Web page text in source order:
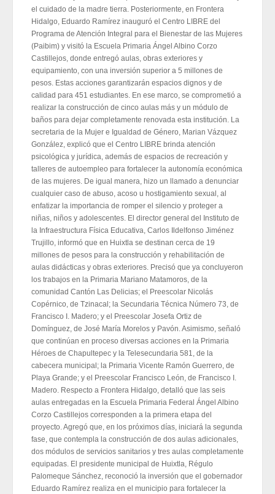
el cuidado de la madre tierra. Posteriormente, en Frontera
Hidalgo, Eduardo Ramírez inauguró el Centro LIBRE del
Programa de Atención Integral para el Bienestar de las Mujeres
(Paibim) y visitó la Escuela Primaria Ángel Albino Corzo
Castillejos, donde entregó aulas, obras exteriores y
equipamiento, con una inversión superior a 5 millones de
pesos. Estas acciones garantizarán espacios dignos y de
calidad para 451 estudiantes. En ese marco, se comprometió a
realizar la construcción de cinco aulas más y un módulo de
baños para dejar completamente renovada esta institución. La
secretaria de la Mujer e Igualdad de Género, Marian Vázquez
González, explicó que el Centro LIBRE brinda atención
psicológica y jurídica, además de espacios de recreación y
talleres de autoempleo para fortalecer la autonomía económica
de las mujeres. De igual manera, hizo un llamado a denunciar
cualquier caso de abuso, acoso u hostigamiento sexual, al
enfatizar la importancia de romper el silencio y proteger a
niñas, niños y adolescentes. El director general del Instituto de
la Infraestructura Física Educativa, Carlos Ildelfonso Jiménez
Trujillo, informó que en Huixtla se destinan cerca de 19
millones de pesos para la construcción y rehabilitación de
aulas didácticas y obras exteriores. Precisó que ya concluyeron
los trabajos en la Primaria Mariano Matamoros, de la
comunidad Cantón Las Delicias; el Preescolar Nicolás
Copérnico, de Tzinacal; la Secundaria Técnica Número 73, de
Francisco I. Madero; y el Preescolar Josefa Ortiz de
Domínguez, de José María Morelos y Pavón. Asimismo, señaló
que continúan en proceso diversas acciones en la Primaria
Héroes de Chapultepec y la Telesecundaria 581, de la
cabecera municipal; la Primaria Vicente Ramón Guerrero, de
Playa Grande; y el Preescolar Francisco León, de Francisco I.
Madero. Respecto a Frontera Hidalgo, detalló que las seis
aulas entregadas en la Escuela Primaria Federal Ángel Albino
Corzo Castillejos corresponden a la primera etapa del
proyecto. Agregó que, en los próximos días, iniciará la segunda
fase, que contempla la construcción de dos aulas adicionales,
dos módulos de servicios sanitarios y tres aulas completamente
equipadas. El presidente municipal de Huixtla, Régulo
Palomeque Sánchez, reconoció la inversión que el gobernador
Eduardo Ramírez realiza en el municipio para fortalecer la